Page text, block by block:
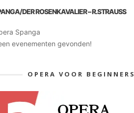
DER ROSENKAVALIER – R.STRAUSS
Spanga
evenementen gevonden!
OPERA VOOR BEGINNERS